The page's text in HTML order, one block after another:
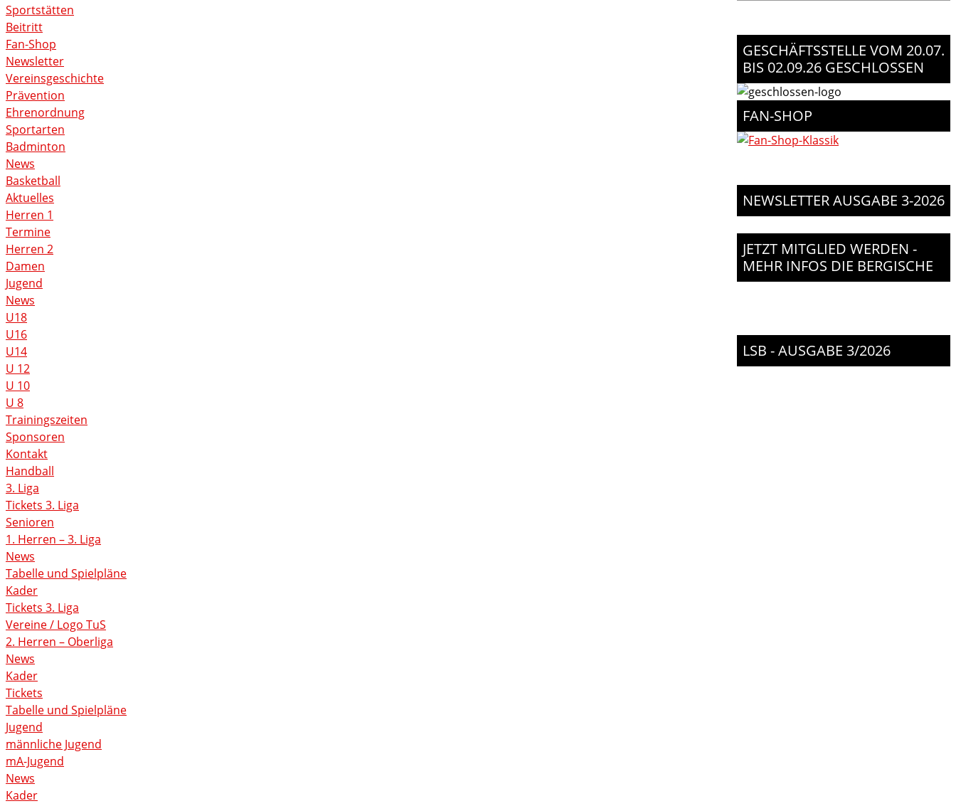
Sportstätten
Beitritt
Fan-Shop
Newsletter
Vereinsgeschichte
Prävention
Ehrenordnung
Sportarten
Badminton
News
Basketball
Aktuelles
Herren 1
Termine
Herren 2
Damen
Jugend
News
U18
U16
U14
U 12
U 10
U 8
Trainingszeiten
Sponsoren
Kontakt
Handball
3. Liga
Tickets 3. Liga
Senioren
1. Herren – 3. Liga
News
Tabelle und Spielpläne
Kader
Tickets 3. Liga
Vereine / Logo TuS
2. Herren – Oberliga
News
Kader
Tickets
Tabelle und Spielpläne
Jugend
männliche Jugend
mA-Jugend
News
Kader
GESCHÄFTSSTELLE VOM 20.07.
BIS 02.09.26 GESCHLOSSEN
FAN-SHOP
NEWSLETTER AUSGABE 3-2026
JETZT MITGLIED WERDEN -
MEHR INFOS DIE BERGISCHE
LSB - AUSGABE 3/2026